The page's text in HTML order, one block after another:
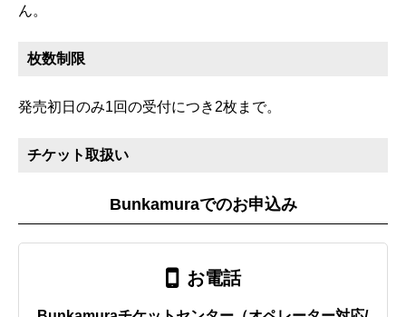
ん。
枚数制限
発売初日のみ1回の受付につき2枚まで。
チケット取扱い
Bunkamuraでのお申込み
お電話